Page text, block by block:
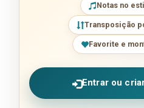
Notas no
Transposição
Favorite e
Entrar ou